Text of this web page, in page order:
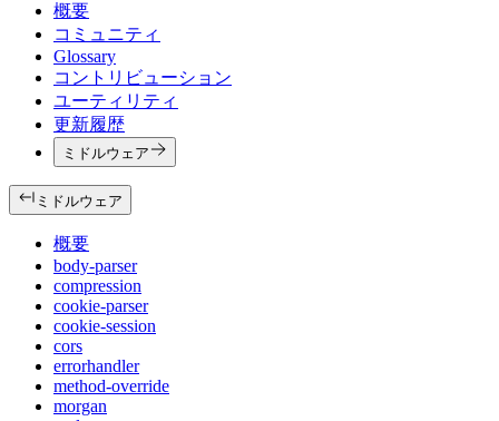
概要
コミュニティ
Glossary
コントリビューション
ユーティリティ
更新履歴
ミドルウェア
ミドルウェア
概要
body-parser
compression
cookie-parser
cookie-session
cors
errorhandler
method-override
morgan